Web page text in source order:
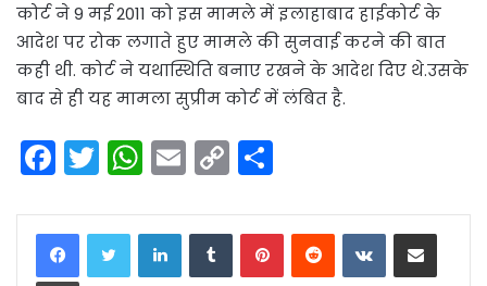
कोर्ट ने 9 मई 2011 को इस मामले में इलाहाबाद हाईकोर्ट के
आदेश पर रोक लगाते हुए मामले की सुनवाई करने की बात
कही थी. कोर्ट ने यथास्थिति बनाए रखने के आदेश दिए थे.उसके
बाद से ही यह मामला सुप्रीम कोर्ट में लंबित है.
F
a
c
e
T
w
itt
er
W
h
a
ts
E
m
ai
C
o
p ar
LinkedInTumblrPinterestReddit VKontakteShare via Email
Print